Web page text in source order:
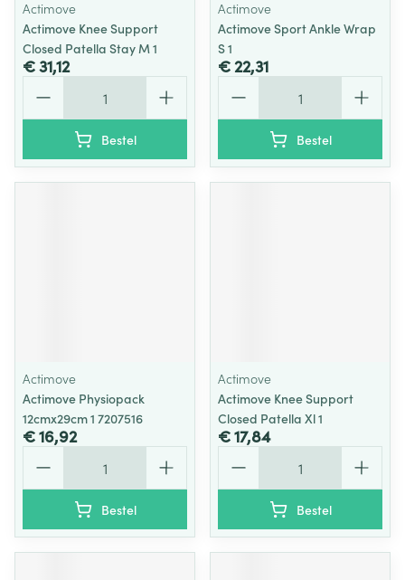
Actimove
Actimove Knee Support
Closed Patella Stay M 1
€ 31,12
Bestel
Actimove
Actimove Sport Ankle Wrap
S 1
€ 22,31
Bestel
Actimove
Actimove Physiopack
12cmx29cm 1 7207516
€ 16,92
Bestel
Actimove
Actimove Knee Support
Closed Patella Xl 1
€ 17,84
Bestel